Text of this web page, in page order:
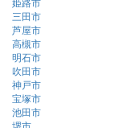
三田市
芦屋市
高槻市
明石市
吹田市
神戸市
宝塚市
池田市
堺市